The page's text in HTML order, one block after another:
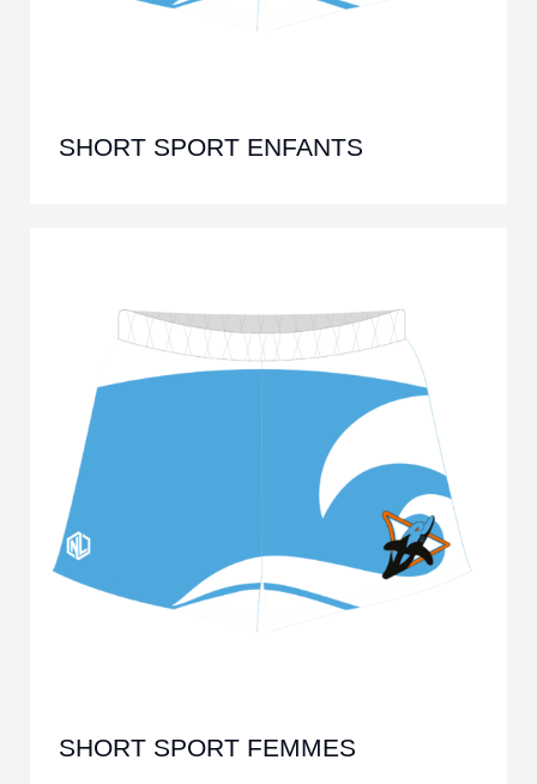
SHORT SPORT ENFANTS
SHORT SPORT FEMMES